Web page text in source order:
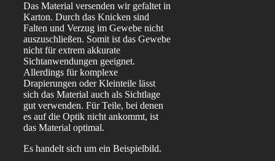
Das Material versenden wir gefaltet in
Karton. Durch das Knicken sind
Falten und Verzug im Gewebe nicht
auszuschließen. Somit ist das Gewebe
nicht für extrem akkurate
Sichtanwendungen geeignet.
Allerdings für komplexe
Drapierungen oder Kleinteile lässt
sich das Material auch als Sichtlage
gut verwenden. Für Teile, bei denen
es auf die Optik nicht ankommt, ist
das Material optimal.
Es handelt sich um ein Beispielbild.